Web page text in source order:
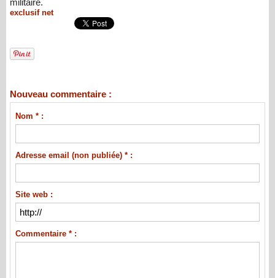
exclusif net
Nouveau commentaire :
Nom * :
Adresse email (non publiée) * :
Site web :
Commentaire * :